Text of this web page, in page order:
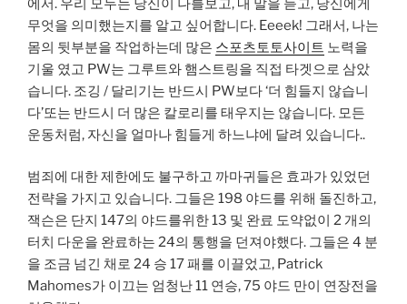
에서. 우리 모두는 당신이 나를보고, 내 말을 듣고, 당신에게
무엇을 의미했는지를 알고 싶어합니다. Eeeek! 그래서, 나는
몸의 뒷부분을 작업하는데 많은 스포츠토토사이트 노력을
기울 였고 PW는 그루트와 햄스트링을 직접 타겟으로 삼았
습니다. 조깅 / 달리기는 반드시 PW보다 ‘더 힘들지 않습니
다’또는 반드시 더 많은 칼로리를 태우지는 않습니다. 모든
운동처럼, 자신을 얼마나 힘들게 하느냐에 달려 있습니다..
범죄에 대한 제한에도 불구하고 까마귀들은 효과가 있었던
전략을 가지고 있습니다. 그들은 198 야드를 위해 돌진하고,
잭슨은 단지 147의 야드를위한 13 및 완료 도약없이 2 개의
터치 다운을 완료하는 24의 통행을 던져야했다. 그들은 4 분
을 조금 넘긴 채로 24 승 17 패를 이끌었고, Patrick
Mahomes가 이끄는 엄청난 11 연승, 75 야드 만이 연장전을